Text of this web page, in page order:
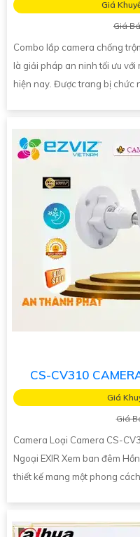
Giá
Giá
Combo lắp camera chống
là giải pháp an ninh tối ưu
hiện nay. Được trang bị chức
CS-CV310
Giá
Giá
Camera Loại Camera CS-
Ngoại EXIR Xem ban đêm
thiết kế mang một phong